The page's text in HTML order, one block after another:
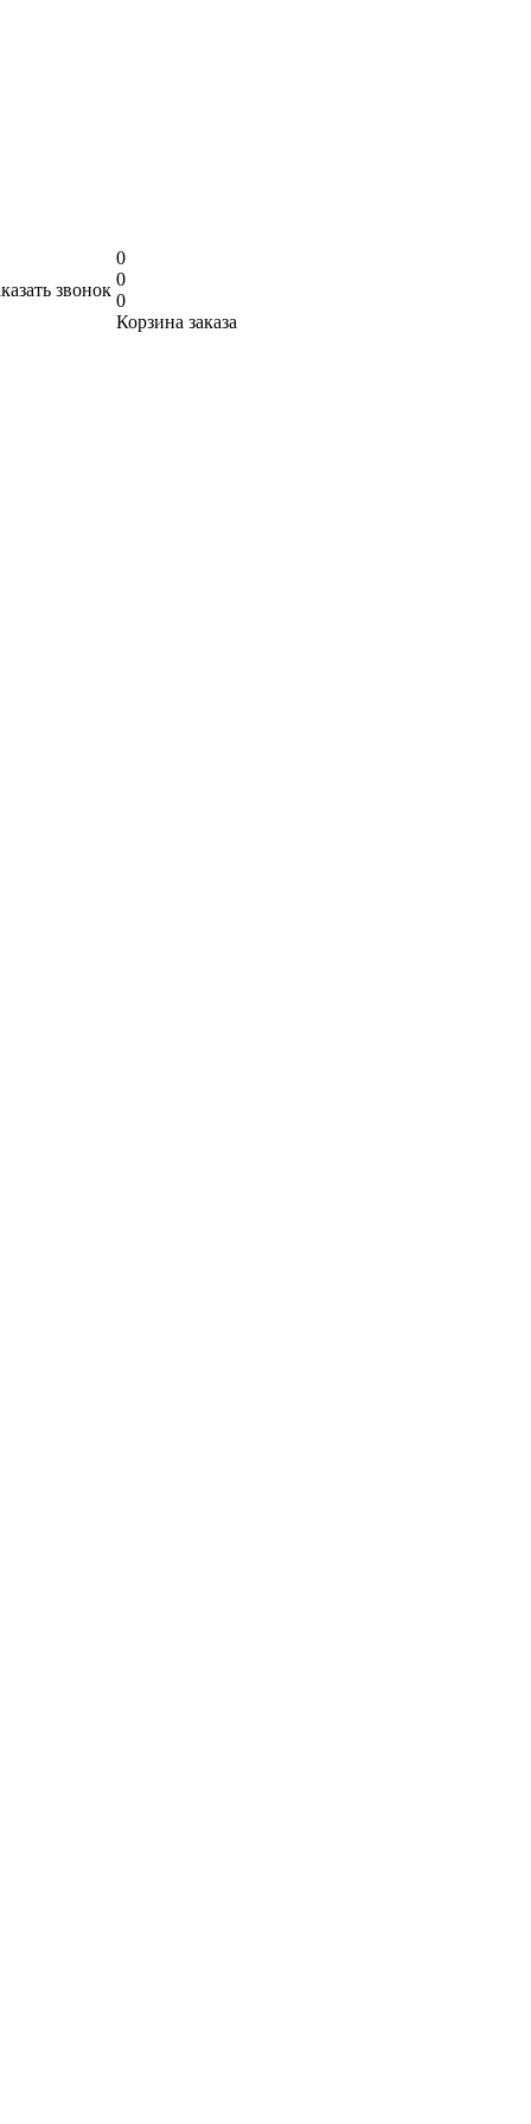
звонок
0
0
0
Корзина заказа